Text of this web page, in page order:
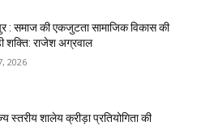
: समाज की एकजुटता सामाजिक विकास की
शक्ति: राजेश अग्रवाल
2026
स्तरीय शालेय क्रीड़ा प्रतियोगिता की